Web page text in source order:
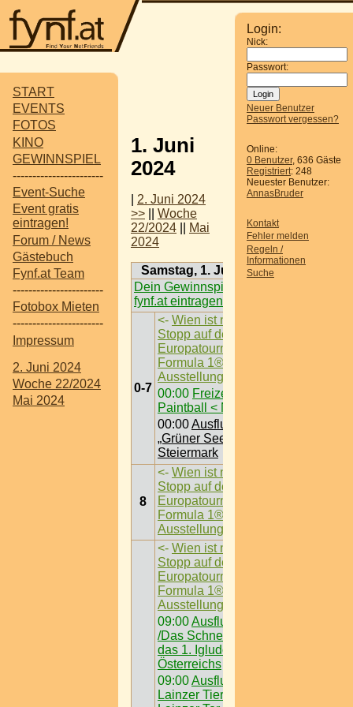
START
EVENTS
FOTOS
KINO
GEWINNSPIEL
-----------------------
Event-Suche
Event gratis
eintragen!
Forum / News
Gästebuch
Fynf.at Team
-----------------------
Fotobox Mieten
-----------------------
Impressum
2. Juni 2024
Woche 22/2024
Mai 2024
Login:
Nick:
Passwort:
Neuer Benutzer
Passwort vergessen?
Online:
0 Benutzer, 636 Gäste
Registriert: 248
Neuester Benutzer:
AnnasBruder
Kontakt
Fehler melden
Regeln /
Informationen
Suche
1. Juni
2024
2. Juni 2024
>>
Woche
22/2024
Mai
2024
Samstag, 1. Juni 2024
Dein Gewinnspiel auf
fynf.at eintragen
0-7
<- Wien ist nächster
Stopp auf der
Europatournee der
Formula 1®-
Ausstellung
00:00 Freizeit /
Paintball < Nö >
00:00Ausflugsziel /
„Grüner See“ @
Steiermark
8
<- Wien ist nächster
Stopp auf der
Europatournee der
Formula 1®-
Ausstellung
<- Wien ist nächster
Stopp auf der
Europatournee der
Formula 1®-
Ausstellung
09:00Ausflugsziel
/Das Schneedorf -
das 1. Igludorf
Österreichs
09:00Ausflugsziel /
Lainzer Tiergarten @